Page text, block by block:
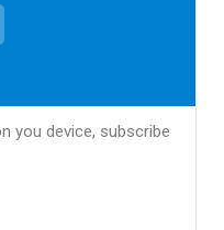
you device, subscribe